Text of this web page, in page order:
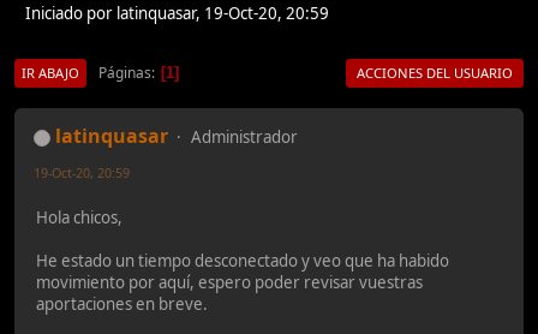
Iniciado por latinquasar, 19-Oct-20, 20:59
IR ABAJO Páginas 1 ACCIONES DEL USUARIO
latinquasar Administrador
19-Oct-20, 20:59
Hola chicos,
He estado un tiempo desconectado y veo que ha habido
movimiento por aquí, espero poder revisar vuestras
aportaciones en breve.